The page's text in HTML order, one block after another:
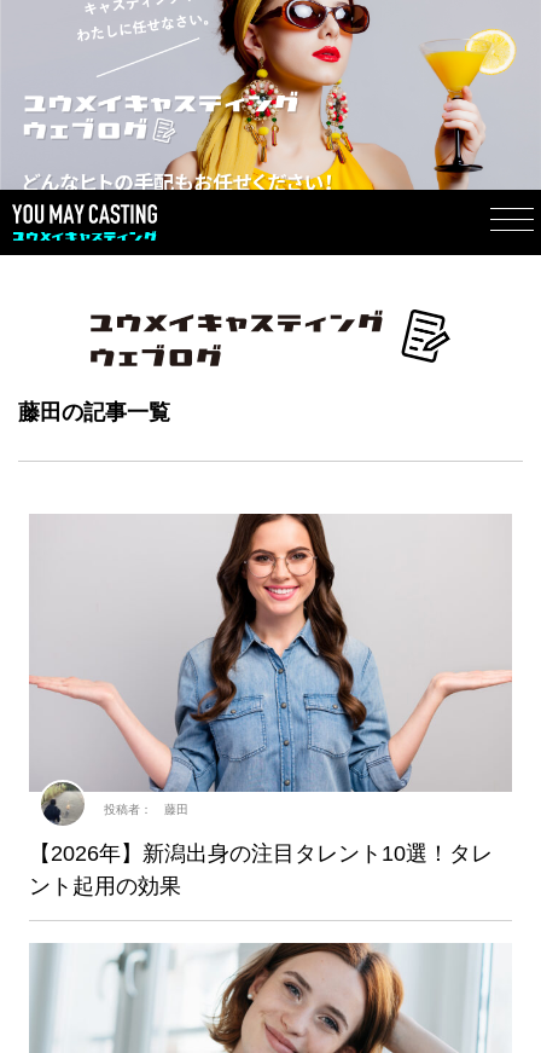
藤田の記事一覧
【2026年】新潟出身の注目タレント10選！タレ
ント起用の効果
投稿者： 藤田